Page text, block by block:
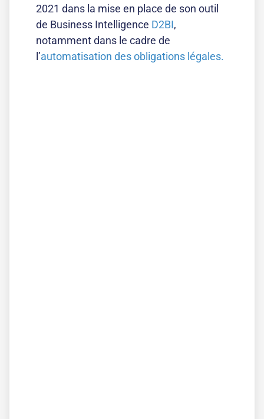
2021 dans la mise en place de son outil
de Business Intelligence D2BI,
notamment dans le cadre de
l’automatisation des obligations légales.